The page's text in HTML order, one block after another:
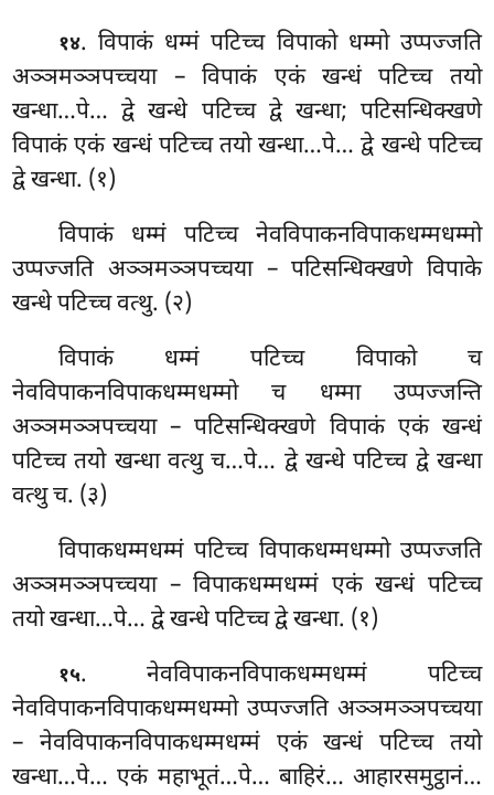
१४. विपाकं धम्मं पटिच्च विपाको धम्मो उप्पज्जति
अञ्ञमञ्ञपच्चया – विपाकं एकं खन्धं पटिच्च तयो
खन्धा…पे… द्वे खन्धे पटिच्च द्वे खन्धा; पटिसन्धिक्खणे
विपाकं एकं खन्धं पटिच्च तयो खन्धा…पे… द्वे खन्धे पटिच्च
द्वे खन्धा. (१)
विपाकं धम्मं पटिच्च नेवविपाकनविपाकधम्मधम्मो
उप्पज्जति अञ्ञमञ्ञपच्चया – पटिसन्धिक्खणे विपाके
खन्धे पटिच्च वत्थु. (२)
विपाकं धम्मं पटिच्च विपाको च
नेवविपाकनविपाकधम्मधम्मो च धम्मा उप्पज्जन्ति
अञ्ञमञ्ञपच्चया – पटिसन्धिक्खणे विपाकं एकं खन्धं
पटिच्च तयो खन्धा वत्थु च…पे… द्वे खन्धे पटिच्च द्वे खन्धा
वत्थु च. (३)
विपाकधम्मधम्मं पटिच्च विपाकधम्मधम्मो उप्पज्जति
अञ्ञमञ्ञपच्चया – विपाकधम्मधम्मं एकं खन्धं पटिच्च
तयो खन्धा…पे… द्वे खन्धे पटिच्च द्वे खन्धा. (१)
१५. नेवविपाकनविपाकधम्मधम्मं पटिच्च
नेवविपाकनविपाकधम्मधम्मो उप्पज्जति अञ्ञमञ्ञपच्चया
– नेवविपाकनविपाकधम्मधम्मं एकं खन्धं पटिच्च तयो
खन्धा…पे… एकं महाभूतं…पे… बाहिरं… आहारसमुट्ठानं…